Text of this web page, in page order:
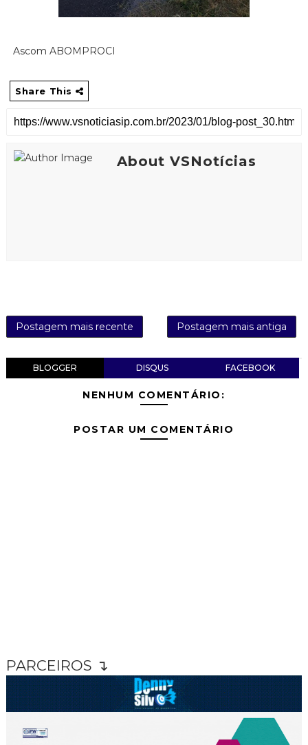
Ascom ABOMPROCI
Share This
About VSNotícias
Postagem mais recente Postagem mais antiga
BLOGGER DISQUS FACEBOOK
NENHUM COMENTÁRIO:
POSTAR UM COMENTÁRIO
PARCEIROS ↴